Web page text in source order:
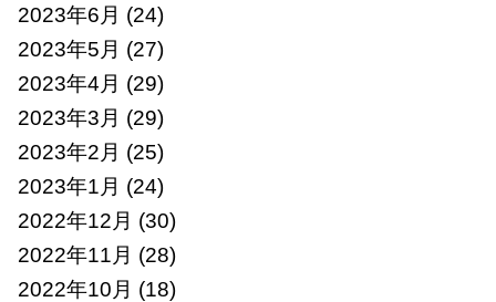
2023年6月 (24)
2023年5月 (27)
2023年4月 (29)
2023年3月 (29)
2023年2月 (25)
2023年1月 (24)
2022年12月 (30)
2022年11月 (28)
2022年10月 (18)